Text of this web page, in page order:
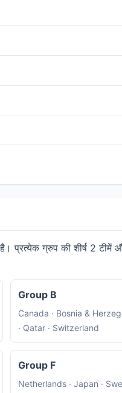
प्रत्येक ग्रुप की शीर्ष 2
Group B
Canada · Bosnia &
· Qatar · Switzerland
Group F
Netherlands · Japan ·